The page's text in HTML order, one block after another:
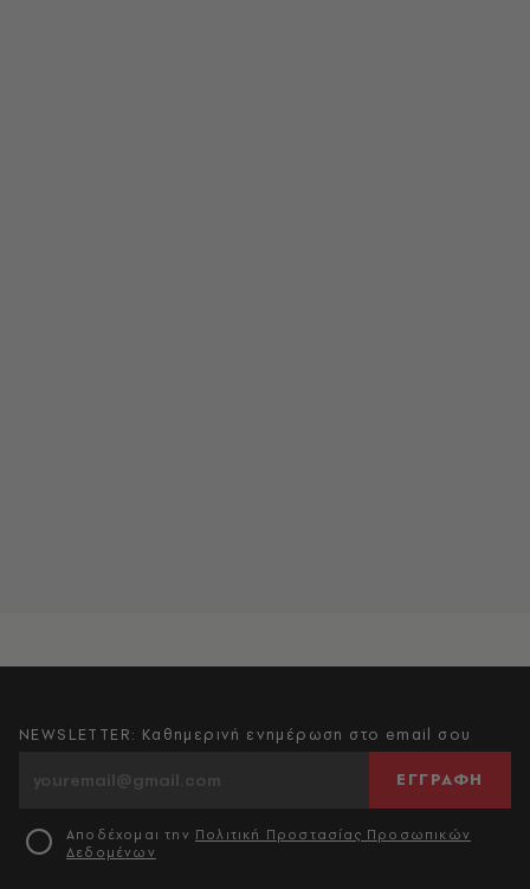
NEWSLETTER: Καθημερινή ενημέρωση στο email σου
ΕΓΓΡΑΦΗ
Αποδέχομαι την Πολιτική Προστασίας Προσωπικών
Δεδομένων